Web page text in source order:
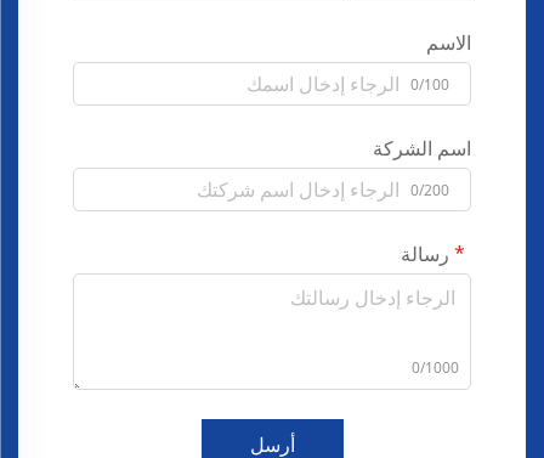
الاسم
0/100
اسم الشركة
0/200
رسالة
0/1000
أرسل